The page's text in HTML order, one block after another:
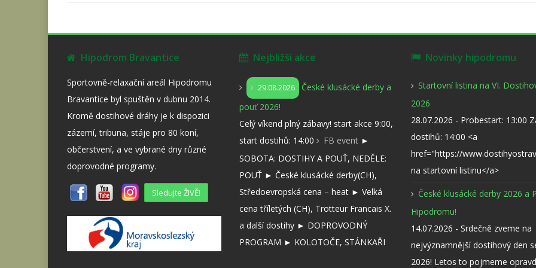
Hipodrom Bravantice
Sportovně-relaxační areál Hipodromu
Bravantice byl spuštěn v dubnu 2014.
Kromě dostihové dráhy je k dispozici
zázemí, tribuna, stáje pro 80 koní,
občerstvení, a ve vybrané dny různé
doprovodné programy.
Sledujte ŽIVĚ!
Nejbližší akce
29.08.2026
České klusácké derby a
pouť 2026!
Celý víkend plný zábavy! start akce 9:00,
start dostihů: 14:00
FB event►
SOBOTA: DOSTIHY A POUŤ, NEDĚLE:
POUŤ ► České klusácké derby(CH),
Středoevropská cena – heat ► Velká
cena tříletých (CH), Trotteur Francais X.
a další dostihy ► DOPROVODNÝ
PROGRAM ► KOLOTOČE, STÁNKAŘI
Novinky hipodromu
Startovní listina na VI.
2026
28.07.2026 - Probestart: 13:00
dostihů: 14:00 <a
href="https://
na startovní listinu</a>
České klusácké derby 2026 a
Hipodromu!
14.07.2026 - Srdečně zveme na
nejvýznamnější dostihový den
2026! Letos to pojmeme